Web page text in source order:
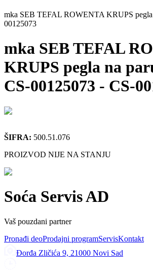
mka SEB TEFAL ROWENTA KRUPS pegla
00125073
mka SEB TEFAL
KRUPS pegla na
CS-00125073 - CS-
ŠIFRA: 500.51.076
PROIZVOD NIJE NA STANJU
Soća Servis AD
Vaš pouzdani partner
Pronađi deoProdajni programServisKontakt
Đorđa Zličića 9, 21000 Novi Sad